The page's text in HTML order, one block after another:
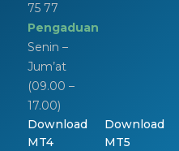
75 77
Pengaduan
Senin –
Jum’at
(09.00 –
17.00)
Download
MT4
Download
MT5